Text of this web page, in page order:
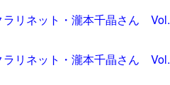
リネット・瀧本千晶さん Vol.
リネット・瀧本千晶さん Vol.